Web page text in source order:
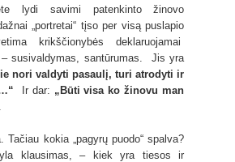
lydi savimi patenkinto žinovo
„portretai“ tįso per visą puslapio
krikščionybės deklaruojamai
– susivaldymas, santūrumas. Jis yra
nori valdyti pasaulį, turi atrodyti ir
Ir dar: „Būti visa ko žinovu man
Tačiau kokia „pagyrų puodo“ spalva?
klausimas, – kiek yra tiesos ir